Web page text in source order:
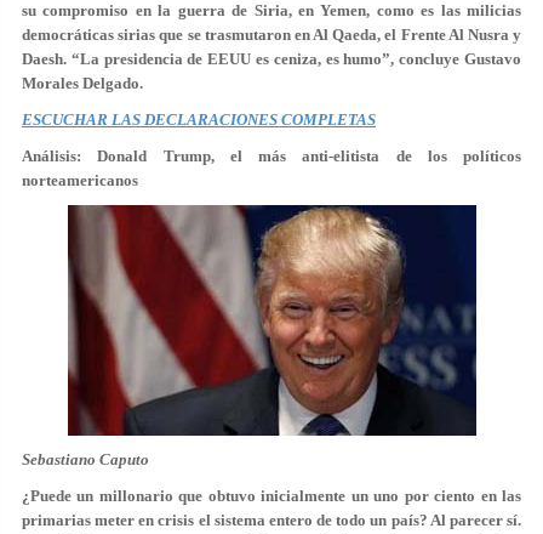
su compromiso en la guerra de Siria, en Yemen, como es las milicias
democráticas sirias que se trasmutaron en Al Qaeda, el Frente Al Nusra y
Daesh. “La presidencia de EEUU es ceniza, es humo”, concluye Gustavo
Morales Delgado.
ESCUCHAR LAS DECLARACIONES COMPLETAS
Análisis: Donald Trump, el más anti-elitista de los políticos
norteamericanos
Sebastiano Caputo
¿Puede un millonario que obtuvo inicialmente un uno por ciento en las
primarias meter en crisis el sistema entero de todo un país? Al parecer sí.